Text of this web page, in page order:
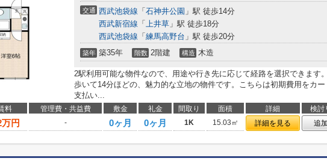
交通 西武池袋線 「 石神井公園 」駅 徒歩14分
西武新宿線 「 上井草 」駅 徒歩18分
西武池袋線 「 練馬高野台 」駅 徒歩20分
築年 築35年 階数 2階建 構造 木造
2駅利用可能な物件なので、用途や行き先に応じて経路を選択できます
歩いて14分ほどの、魅力的な立地の物件です。こちらは初期費用をカー
支払い...
料 管理費・共益費 敷金 礼金 間取り 面積 詳細
検討
万円 - 0ヶ月 0ヶ月 1K 15.03㎡ 詳細を見る 追